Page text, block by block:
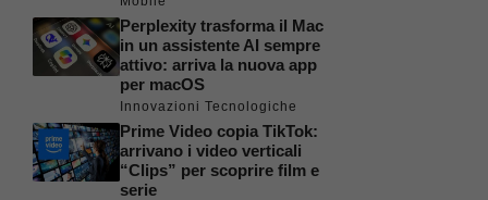
Perplexity trasforma il Mac
in un assistente AI sempre
attivo: arriva la nuova app
per macOS
Innovazioni Tecnologiche
Prime Video copia TikTok:
arrivano i video verticali
“Clips” per scoprire film e
serie